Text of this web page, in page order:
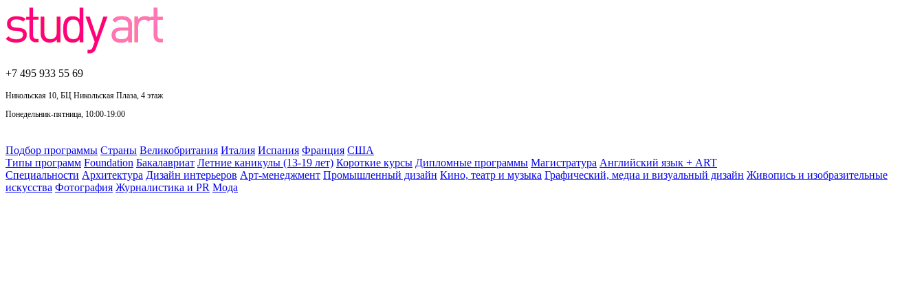
+7 495 933 55 69
Никольская 10, БЦ Никольская Плаза, 4 этаж
Понедельник-пятница, 10:00-19:00
Подбор программы Страны Великобритания Италия Испания Франция США
Типы программ Foundation Бакалавриат Летние каникулы (13-19 лет) Короткие курсы Дипломные программы Магистратура Английский язык + ART
Специальности Архитектура Дизайн интерьеров Арт-менеджмент Промышленный дизайн Кино, театр и музыка Графический, медиа и визуальный дизайн Живопись и изобразительные
искусства Фотография Журналистика и PR Мода